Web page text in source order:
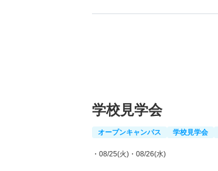
学校見学会
オープンキャンパス 学校見学会
・08/25(火) ・08/26(水)